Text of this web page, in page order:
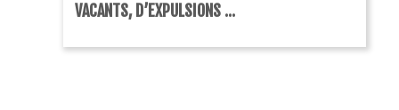
VACANTS, D’EXPULSIONS ...